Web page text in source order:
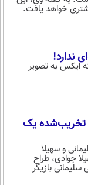
خواهد یافت.
ندارد!
ایکس به تصویر
تخریب‌شده یک
و سهیلا
جوادی، طراح
سلیمانی بازیگر